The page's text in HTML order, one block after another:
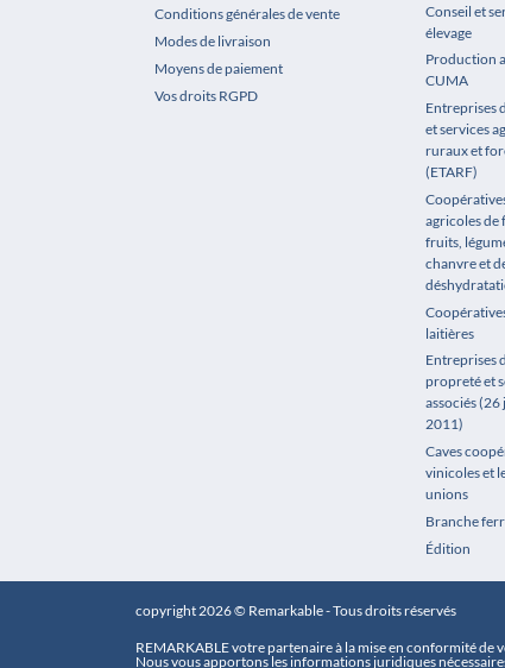
Conditions générales de vente
Modes de livraison
Moyens de paiement
Vos droits RGPD
Conseil et
élevage
Production
CUMA
Entreprises
et services
ruraux et
(ETARF)
agricoles de
fruits,
chanvre et
laitières
Entreprises
propreté et
associés
2011)
Caves
vinicoles et
unions
Branche
Édition
copyright 2026 © Remarkable - Tous droits réservés
REMARKABLE votre partenaire à la mise en conformité de
Nous vous apportons les informations juridiques